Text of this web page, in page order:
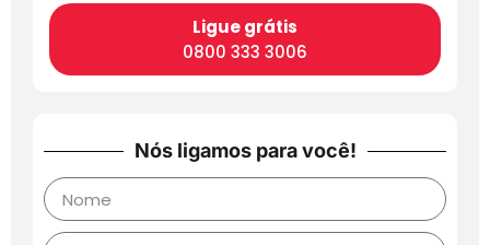
Ligue grátis
0800 333 3006
Nós ligamos para você!